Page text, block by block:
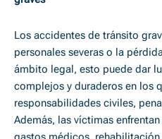
Los accidentes de tránsito
personales severas o la
ámbito legal, esto puede dar
complejos y duraderos en los
responsabilidades civiles,
Además, las víctimas